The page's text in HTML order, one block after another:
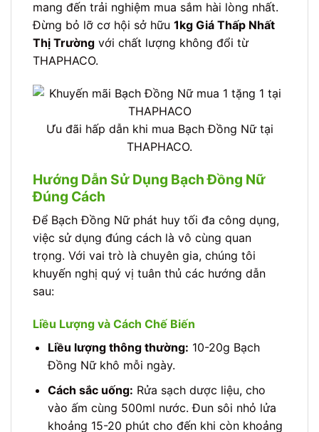
mang đến trải nghiệm mua sắm hài lòng nhất.
Đừng bỏ lỡ cơ hội sở hữu 1kg Giá Thấp Nhất
Thị Trường với chất lượng không đổi từ
THAPHACO.
Ưu đãi hấp dẫn khi mua Bạch Đồng Nữ tại
THAPHACO.
Hướng Dẫn Sử Dụng Bạch Đồng Nữ
Đúng Cách
Để Bạch Đồng Nữ phát huy tối đa công dụng,
việc sử dụng đúng cách là vô cùng quan
trọng. Với vai trò là chuyên gia, chúng tôi
khuyến nghị quý vị tuân thủ các hướng dẫn
sau:
Liều Lượng và Cách Chế Biến
Liều lượng thông thường: 10-20g Bạch
Đồng Nữ khô mỗi ngày.
Cách sắc uống: Rửa sạch dược liệu, cho
vào ấm cùng 500ml nước. Đun sôi nhỏ lửa
khoảng 15-20 phút cho đến khi còn khoảng